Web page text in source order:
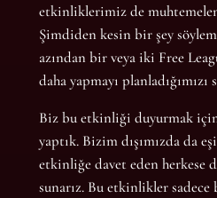
etkinliklerimiz de
Şimdiden kesin bir şey
azından bir veya iki Free
daha yapmayı
Biz bu etkinliği duyurmak
yaptık. Bizim dışımızda da
etkinliğe davet eden herkese
sunarız. Bu etkinlikler